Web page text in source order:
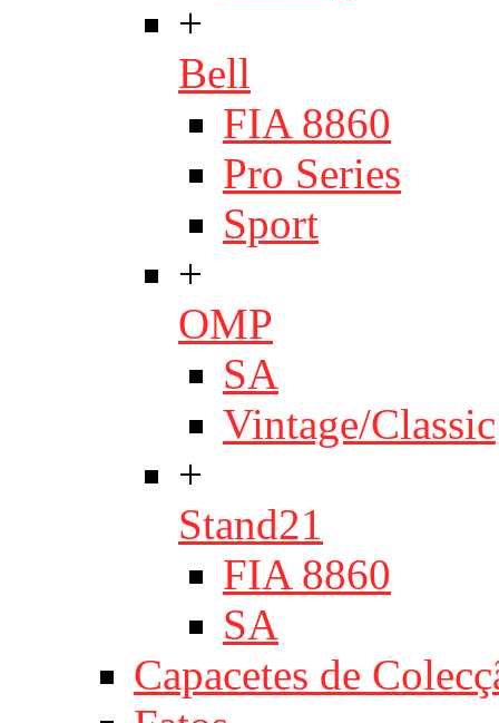
+
Bell
FIA 8860
Pro Series
Sport
+
OMP
SA
Vintage/Classic
+
Stand21
FIA 8860
SA
Capacetes de